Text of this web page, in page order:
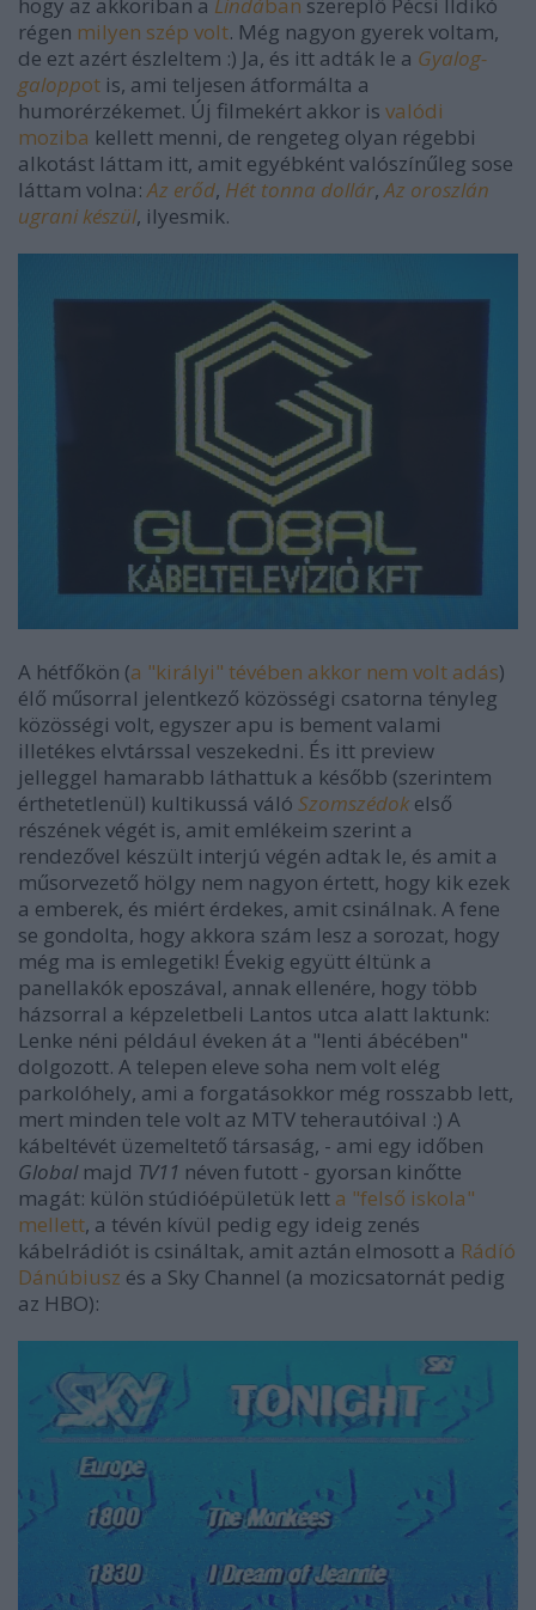
régen milyen szép volt. Még nagyon gyerek voltam,
de ezt azért észleltem :) Ja, és itt adták le a Gyalog-
galoppot is, ami teljesen átformálta a
humorérzékemet. Új filmekért akkor is valódi
moziba kellett menni, de rengeteg olyan régebbi
alkotást láttam itt, amit egyébként valószínűleg sose
láttam volna:Az erőd, Hét tonna dollár,Az oroszlán
ugrani készül, ilyesmik.
A hétfőkön (a "királyi" tévében akkor nem volt adás)
élő műsorral jelentkező közösségi csatorna tényleg
közösségi volt, egyszer apu is bement valami
illetékes elvtárssal veszekedni. És itt preview
jelleggel hamarabb láthattuk a később (szerintem
érthetetlenül) kultikussá váló Szomszédok első
részének végét is, amit emlékeim szerint a
rendezővel készült interjú végén adtak le, és amit a
műsorvezető hölgy nem nagyon értett, hogy kik ezek
a emberek, és miért érdekes, amit csinálnak. A fene
se gondolta, hogy akkora szám lesz a sorozat, hogy
még ma is emlegetik! Évekig együtt éltünk a
panellakók eposzával, annak ellenére, hogy több
házsorral a képzeletbeli Lantos utca alatt laktunk:
Lenke néni például éveken át a "lenti ábécében"
dolgozott. A telepen eleve soha nem volt elég
parkolóhely, ami a forgatásokkor még rosszabb lett,
mert minden tele volt az MTV teherautóival :) A
kábeltévét üzemeltető társaság, - ami egy időben
Globalmajd TV11 néven futott - gyorsan kinőtte
magát: külön stúdióépületük lett a "felső iskola"
mellett, a tévén kívül pedig egy ideig zenés
kábelrádiót is csináltak, amit aztán elmosott a Rádíó
Dánúbiusz és a Sky Channel (a mozicsatornát pedig
az HBO):